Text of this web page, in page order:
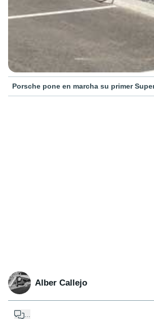
Porsche pone en marcha su primer
Alber Callejo